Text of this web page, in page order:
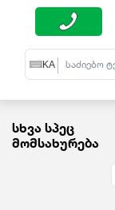
EN KA RU
სხვა სპეც
მომსახურება